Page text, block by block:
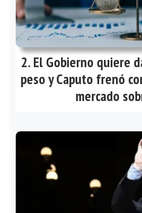
El Gobierno quiere
peso y Caputo frenó
mercado